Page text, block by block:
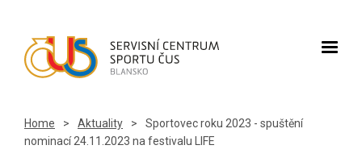
Home > Aktuality >
Sportovec roku 2023 - spuštění
nominací 24.11.2023 na festivalu LIFE